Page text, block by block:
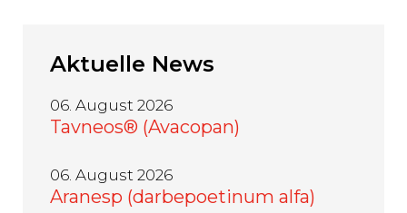
Aktuelle News
06. August 2026
Tavneos® (Avacopan)
06. August 2026
Aranesp (darbepoetinum alfa)